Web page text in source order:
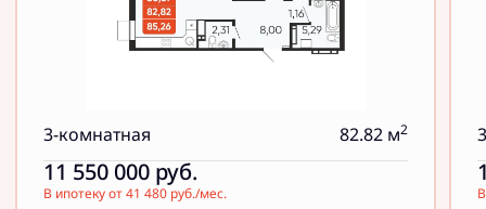
3-комнатная 82.82 м2
11 550 000 руб.
В ипотеку от 41 480 руб./мес.